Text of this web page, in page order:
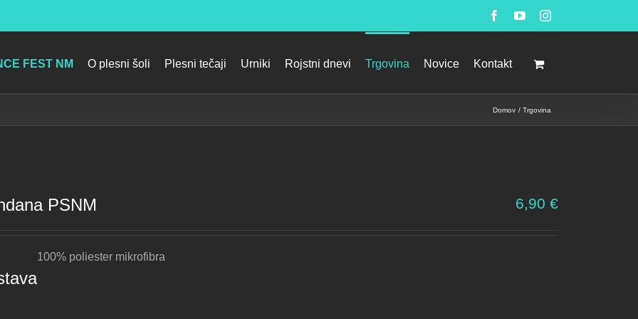
FacebookYouTubeInstagram
FEST NM O plesni šoli Plesni tečaji Urniki Rojstni dnevi Trgovina Novice Kontakt
Domov Trgovina
PSNM 6,90 €
100% poliester mikrofibra